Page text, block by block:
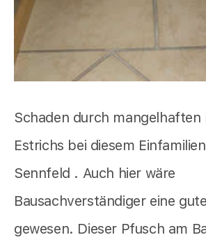
Schaden durch mangelhaften
Estrichs bei diesem
Sennfeld . Auch hier wäre
Bausachverständiger eine
gewesen. Dieser Pfusch am